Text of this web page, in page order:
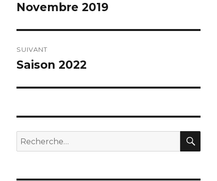
l’article
précédent :
Novembre 2019
SUIVANT
Article
Saison 2022
Recherche
pour